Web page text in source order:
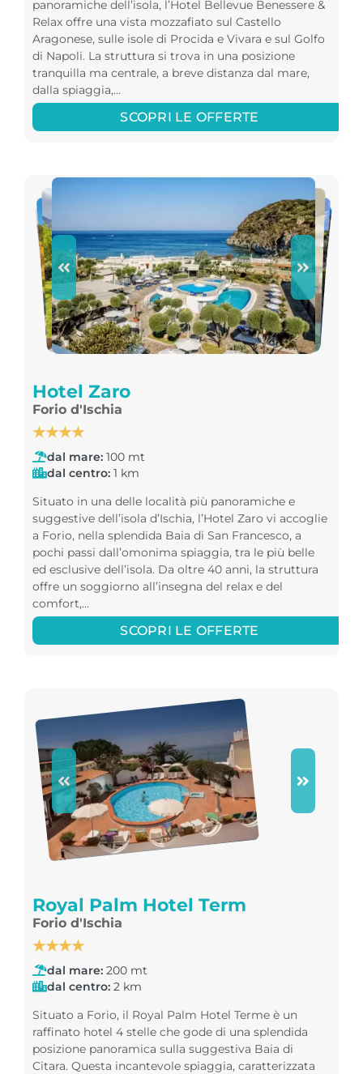
panoramiche dell’isola, l’Hotel Bellevue Benessere &
Relax offre una vista mozzafiato sul Castello
Aragonese, sulle isole di Procida e Vivara e sul Golfo
di Napoli. La struttura si trova in una posizione
tranquilla ma centrale, a breve distanza dal mare,
dalla spiaggia,...
SCOPRI LE OFFERTE
Hotel Zaro
Forio d'Ischia
★★★★
dal mare: 100 mt
dal centro: 1 km
Situato in una delle località più panoramiche e
suggestive dell’isola d’Ischia, l’Hotel Zaro vi accoglie
a Forio, nella splendida Baia di San Francesco, a
pochi passi dall’omonima spiaggia, tra le più belle
ed esclusive dell’isola. Da oltre 40 anni, la struttura
offre un soggiorno all’insegna del relax e del
comfort,...
SCOPRI LE OFFERTE
Royal Palm Hotel Term
Forio d'Ischia
★★★★
dal mare: 200 mt
dal centro: 2 km
Situato a Forio, il Royal Palm Hotel Terme è un
raffinato hotel 4 stelle che gode di una splendida
posizione panoramica sulla suggestiva Baia di
Citara. Questa incantevole spiaggia, caratterizzata